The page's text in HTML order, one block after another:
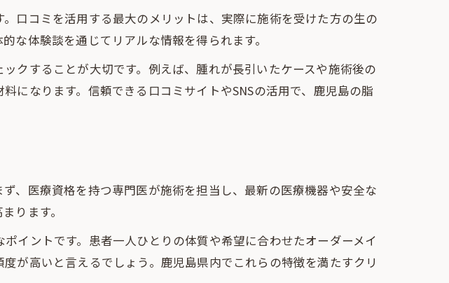
口コミを活用する最大のメリットは、実際に施術を受けた方の生の
な体験談を通じてリアルな情報を得られます。
クすることが大切です。例えば、腫れが長引いたケースや施術後の
になります。信頼できる口コミサイトやSNSの活用で、鹿児島の脂
、医療資格を持つ専門医が施術を担当し、最新の医療機器や安全な
ります。
イントです。患者一人ひとりの体質や希望に合わせたオーダーメイ
が高いと言えるでしょう。鹿児島県内でこれらの特徴を満たすクリ